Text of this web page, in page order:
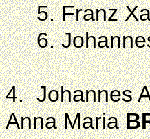
5. Franz
6. Johannes
4. Johannes
Anna Maria